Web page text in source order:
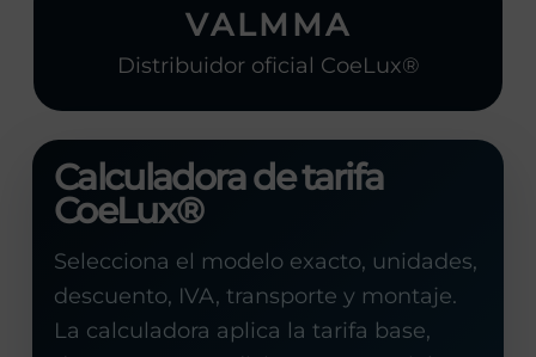
VALMMA
Distribuidor oficial CoeLux®
Calculadora de tarifa
CoeLux®
Selecciona el modelo exacto, unidades,
descuento, IVA, transporte y montaje.
La calculadora aplica la tarifa base,